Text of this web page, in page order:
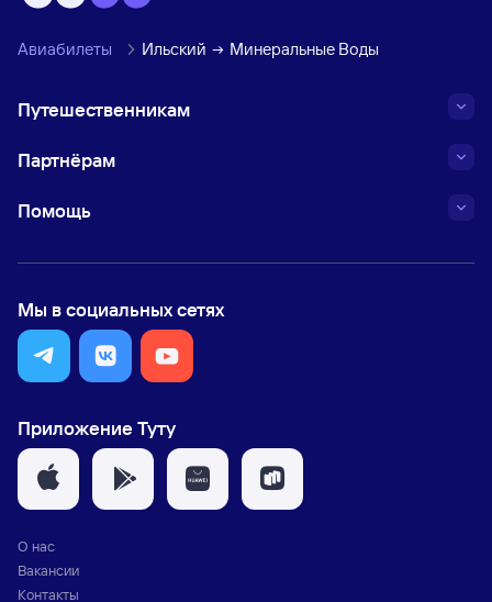
Авиабилеты Ильский Минеральные Воды
Путешественникам
Партнёрам
Помощь
Мы в социальных сетях
Приложение Туту
О нас
Вакансии
Контакты